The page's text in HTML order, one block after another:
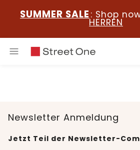
SUMMER SALE : Shop
HERREN
Newsletter Anmeldung
Jetzt Teil der Newsletter-